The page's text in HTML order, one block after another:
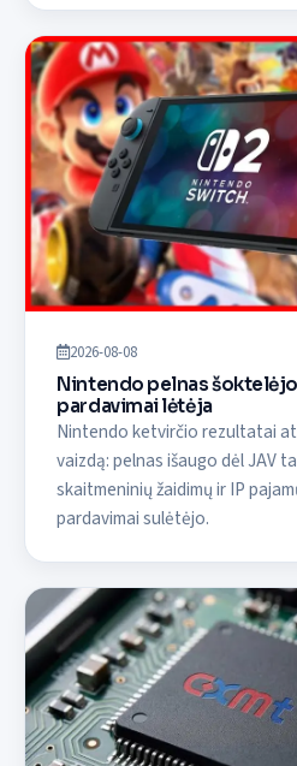
2026-08-08
Nintendo pelnas
pardavimai lėtėja
Nintendo ketvirčio rezultatai
vaizdą: pelnas išaugo dėl JAV
skaitmeninių žaidimų ir IP
pardavimai sulėtėjo.